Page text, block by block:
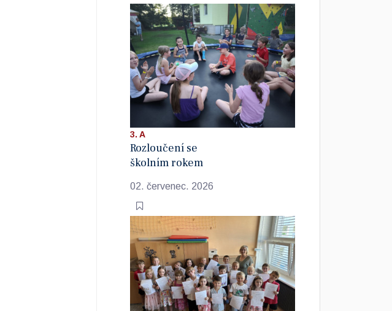
3. A
Rozloučení se
školním rokem
02. červenec. 2026